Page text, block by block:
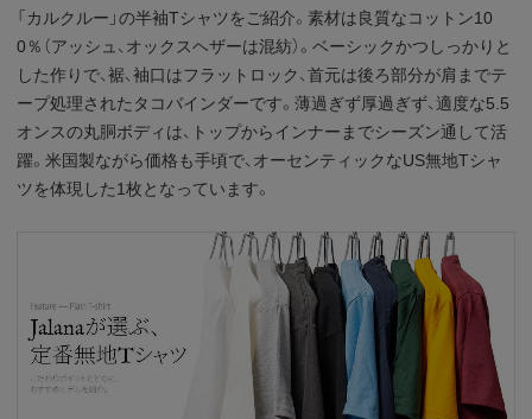
「カルクルー」の半袖Tシャツをご紹介。素材は良質なコットン10
0％（アッシュ、オックスヘザーは混紡）。ベーシックかつしっかりと
した作りで、裾、袖口はフラットロック、首元は後ろ部分が肩までテ
ープ処理されたタコバインダーです。薄過ぎず厚過ぎず、適度な5.5
オンスの丸胴ボディは、トップからインナーまでシーズン通して活
躍。米国製ながら価格も手頃で、オーセンティックなUS無地Tシャ
ツを体現した1枚となっています。